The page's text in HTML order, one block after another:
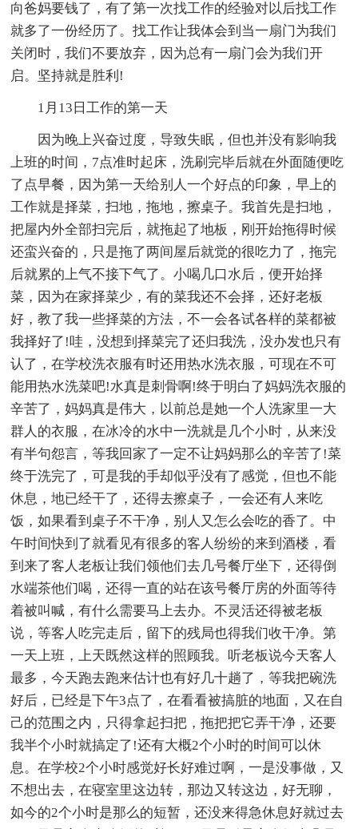
向爸妈要钱了，有了第一次找工作的经验对以后找工作
就多了一份经历了。找工作让我体会到当一扇门为我们
关闭时，我们不要放弃，因为总有一扇门会为我们开
启。坚持就是胜利!
1月13日工作的第一天
因为晚上兴奋过度，导致失眠，但也并没有影响我
上班的时间，7点准时起床，洗刷完毕后就在外面随便吃
了点早餐，因为第一天给别人一个好点的印象，早上的
工作就是择菜，扫地，拖地，擦桌子。我首先是扫地，
把屋内外全部扫完后，就拖起了地板，刚开始拖得时候
还蛮兴奋的，只是拖了两间屋后就觉的很吃力了，拖完
后就累的上气不接下气了。小喝几口水后，便开始择
菜，因为在家择菜少，有的菜我还不会择，还好老板
好，教了我一些择菜的方法，不一会各试各样的菜都被
我择好了!哇，没想到择菜完了还归我洗，没办发也只有
认了，在学校洗衣服有时还用热水洗衣服，可现在不可
能用热水洗菜吧!水真是刺骨啊!终于明白了妈妈洗衣服的
辛苦了，妈妈真是伟大，以前总是她一个人洗家里一大
群人的衣服，在冰冷的水中一洗就是几个小时，从来没
有半句怨言，等我回家了一定不让妈妈那么的辛苦了!菜
终于洗完了，可是我的手却似乎没有了感觉，但也不能
休息，地已经干了，还得去擦桌子，一会还有人来吃
饭，如果看到桌子不干净，别人又怎么会吃的香了。中
午时间快到了就看见有很多的客人纷纷的来到酒楼，看
到来了客人老板让我们领他们去几号餐厅坐下，还得倒
水端茶他们喝，还得一直的站在该号餐厅房的外面等待
着被叫喊，有什么需要马上去办。不灵活还得被老板
说，等客人吃完走后，留下的残局也得我们收干净。第
一天上班，上天既然这样的照顾我。听老板说今天客人
最多，今天跑去跑来估计也有好几十趟了，等我把碗洗
好后，已经是下午3点了，在看看被搞脏的地面，又在自
己的范围之内，只得拿起扫把，拖把把它弄干净，还要
我半个小时就搞定了!还有大概2个小时的时间可以休
息。在学校2个小时感觉好长好难过啊，一是没事做，又
不想出去，在寝室里这边转，那边又转这边，好无聊，
如今的2个小时是那么的短暂，还没来得急休息好就过去